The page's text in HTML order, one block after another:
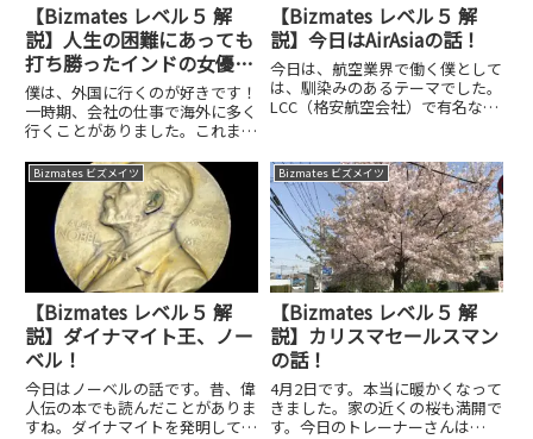
【Bizmates レベル５ 解
説】人生の困難にあっても
打ち勝ったインドの女優さ
んの話！
僕は、外国に行くのが好きです！
一時期、会社の仕事で海外に多く
行くことがありました。これまで
ね。インドにも1回だけ行ったこ
とがあります。よく、インドに行
くと人生が変わるといいますが、
僕が行ったのはハイデラバード。
【Bizmates レベル５ 解
説】今日はAirAsiaの話！
今日は、航空業界で働く僕として
は、馴染みのあるテーマでした。
LCC（格安航空会社）で有名な
LCC（Low Cost Carrier:格安航空
会社)で、マレーシ...
Bizmates ビズメイツ
【Bizmates レベル５ 解
説】ダイナマイト王、ノー
ベル！
今日はノーベルの話です。昔、偉
人伝の本でも読んだことがありま
すね。ダイナマイトを発明して、
Bizmates ビズメイツ
【Bizmates レベル５ 解
説】カリスマセールスマン
の話！
4月2日です。本当に暖かくなって
きました。家の近くの桜も満開で
す。今日のトレーナーさんは